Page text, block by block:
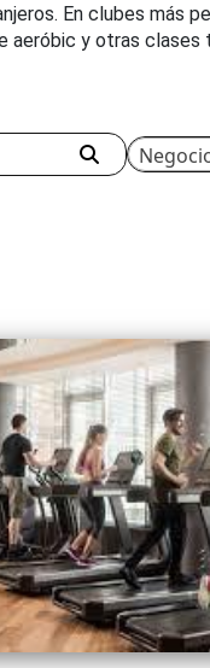
En clubes más
aeróbic y otras